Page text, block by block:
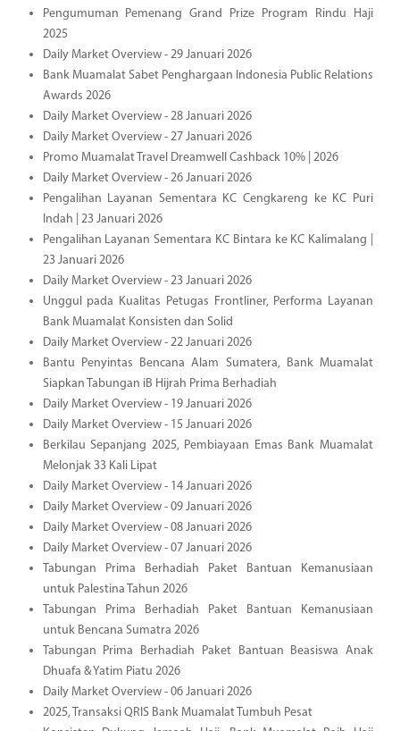
Pengumuman Pemenang Grand Prize Program Rindu Haji
2025
Daily Market Overview - 29 Januari 2026
Bank Muamalat Sabet Penghargaan Indonesia Public Relations
Awards 2026
Daily Market Overview - 28 Januari 2026
Daily Market Overview - 27 Januari 2026
Promo Muamalat Travel Dreamwell Cashback 10% | 2026
Daily Market Overview - 26 Januari 2026
Pengalihan Layanan Sementara KC Cengkareng ke KC Puri
Indah | 23 Januari 2026
Pengalihan Layanan Sementara KC Bintara ke KC Kalimalang |
23 Januari 2026
Daily Market Overview - 23 Januari 2026
Unggul pada Kualitas Petugas Frontliner, Performa Layanan
Bank Muamalat Konsisten dan Solid
Daily Market Overview - 22 Januari 2026
Bantu Penyintas Bencana Alam Sumatera, Bank Muamalat
Siapkan Tabungan iB Hijrah Prima Berhadiah
Daily Market Overview - 19 Januari 2026
Daily Market Overview - 15 Januari 2026
Berkilau Sepanjang 2025, Pembiayaan Emas Bank Muamalat
Melonjak 33 Kali Lipat
Daily Market Overview - 14 Januari 2026
Daily Market Overview - 09 Januari 2026
Daily Market Overview - 08 Januari 2026
Daily Market Overview - 07 Januari 2026
Tabungan Prima Berhadiah Paket Bantuan Kemanusiaan
untuk Palestina Tahun 2026
Tabungan Prima Berhadiah Paket Bantuan Kemanusiaan
untuk Bencana Sumatra 2026
Tabungan Prima Berhadiah Paket Bantuan Beasiswa Anak
Dhuafa & Yatim Piatu 2026
Daily Market Overview - 06 Januari 2026
2025, Transaksi QRIS Bank Muamalat Tumbuh Pesat